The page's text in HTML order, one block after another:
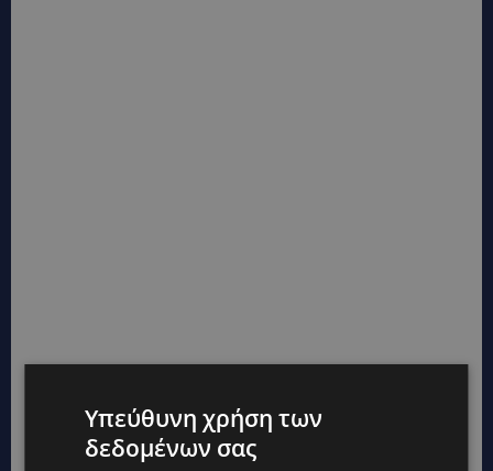
Υπεύθυνη χρήση των
δεδομένων σας